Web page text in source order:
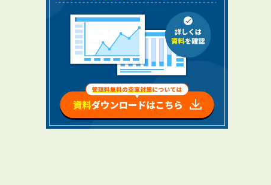
RENTALアブレイズの賃貸管理
管理料無料について
４つの強み
報酬と独自の保証内容
手続きの流れ
賃料査定について